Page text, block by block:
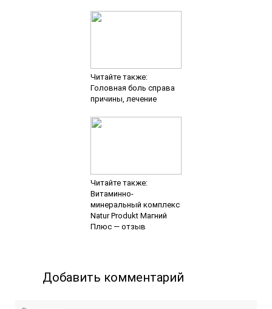
Читайте также:
Головная боль справа
причины, лечение
Читайте также:
Витаминно-
минеральный комплекс
Natur Produkt Магний
Плюс — отзыв
Добавить комментарий